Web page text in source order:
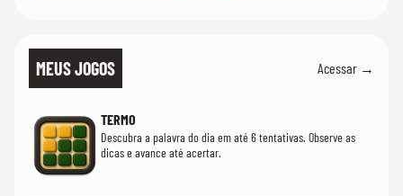
MEUS JOGOS Acessar →
TERMO
Descubra a palavra do dia em até 6 tentativas. Observe as
dicas e avance até acertar.